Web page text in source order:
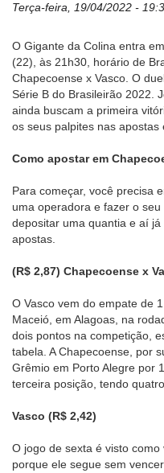
Terça-feira, 19/04/2022 -
O Gigante da Colina entra
(22), às 21h30, horário de
Chapecoense x Vasco. O
Série B do Brasileirão 2022.
ainda buscam a primeira
os seus palpites nas apostas
Como apostar em
Para começar, você precisa
uma operadora e fazer o
depositar uma quantia e aí
apostas.
(R$ 2,87) Chapecoense x
O Vasco vem do empate de
Maceió, em Alagoas, na
dois pontos na competição,
tabela. A Chapecoense, por
Grêmio em Porto Alegre por
terceira posição, tendo
Vasco (R$ 2,42)
O jogo de sexta é visto
porque ele segue sem